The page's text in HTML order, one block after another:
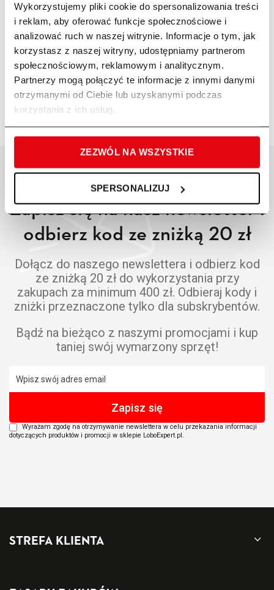
Wykorzystujemy pliki cookie do spersonalizowania treści
i reklam, aby oferować funkcje społecznościowe i
analizować ruch w naszej witrynie. Informacje o tym, jak
korzystasz z naszej witryny, udostępniamy partnerom
społecznościowym, reklamowym i analitycznym.
Partnerzy mogą połączyć te informacje z innymi danymi
otrzymanymi od Ciebie lub uzyskanymi podczas
korzystania z ich usług.
ZEZWÓL NA WSZYSTKIE
SPERSONALIZUJ
Zapisz się na nasz newsletter i
odbierz kod ze zniżką 20 zł
Dołącz do naszego newslettera i odbierz kod
ze zniżką 20 zł do wykorzystania przy
zakupach za minimum 400 zł. Odbieraj kody i
zniżki przeznaczone tylko dla subskrybentów.
Bądź na bieżąco z naszymi promocjami i kup
taniej swój wymarzony sprzęt!
Wyrażam zgodę na otrzymywanie newslettera w celu przekazania informacji
dotyczących produktów i promocji w sklepie LoboExpert.pl.
STREFA KLIENTA